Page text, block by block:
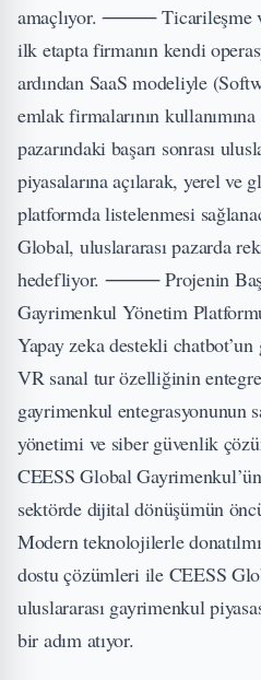
amaçlıyor. ⸻ Ticarileşme
ilk etapta firmanın kendi
ardından SaaS modeliyle
emlak firmalarının
pazarındaki başarı sonrası
piyasalarına açılarak, yerel
platformda listelenmesi
Global, uluslararası pazarda
hedefliyor. ⸻ Projenin
Gayrimenkul Yönetim
Yapay zeka destekli
VR sanal tur özelliğinin
gayrimenkul entegrasyonunun
yönetimi ve siber güvenlik
CEESS Global
sektörde dijital dönüşümün
Modern teknolojilerle
dostu çözümleri ile CEESS
uluslararası gayrimenkul
bir adım atıyor.